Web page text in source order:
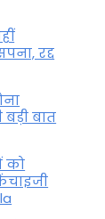
रद्द
बात
को